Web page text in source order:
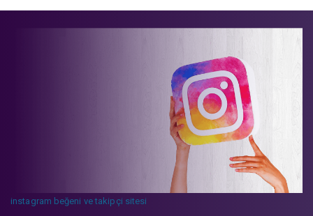
instagram beğeni ve takipçi sitesi